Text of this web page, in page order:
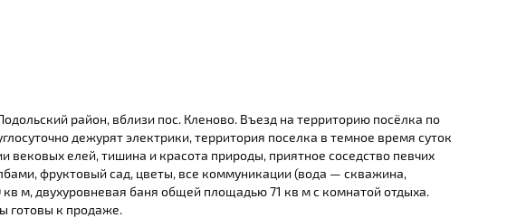
район, вблизи пос. Кленово. Въезд на территорию посёлка по
дежурят электрики, территория поселка в темное время суток
елей, тишина и красота природы, приятное соседство певчих
фруктовый сад, цветы, все коммуникации (вода — скважина,
м, двухуровневая баня общей площадью 71 кв м с комнатой отдыха.
готовы к продаже.